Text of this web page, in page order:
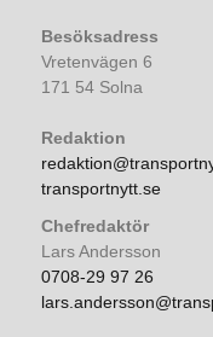
Besöksadress
Vretenvägen 6
171 54 Solna
Redaktion
transportnytt.se
Chefredaktör
Lars Andersson
0708-29 97 26